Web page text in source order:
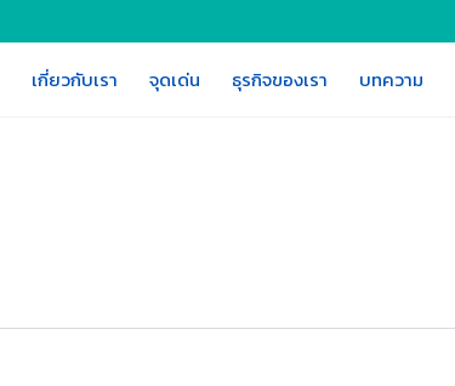
เกี่ยวกับเรา จุดเด่น ธุรกิจของเรา บทความ